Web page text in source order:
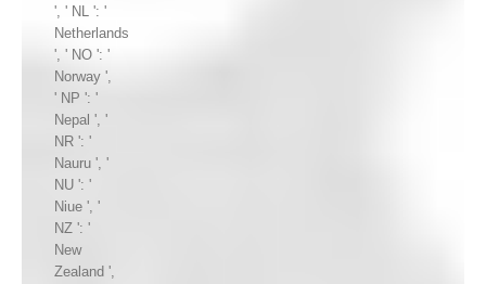
', ' NL ': '
Netherlands
', ' NO ': '
Norway ',
' NP ': '
Nepal ', '
NR ': '
Nauru ', '
NU ': '
Niue ', '
NZ ': '
New
Zealand ',